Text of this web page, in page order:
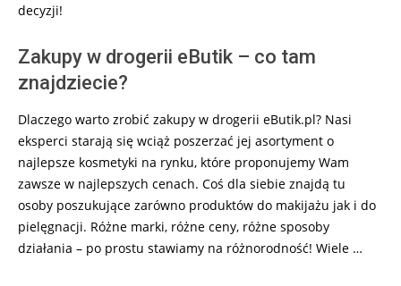
decyzji!
Zakupy w drogerii eButik – co tam
znajdziecie?
Dlaczego warto zrobić zakupy w drogerii eButik.pl? Nasi
eksperci starają się wciąż poszerzać jej asortyment o
najlepsze kosmetyki na rynku, które proponujemy Wam
zawsze w najlepszych cenach. Coś dla siebie znajdą tu
osoby poszukujące zarówno produktów do makijażu jak i do
pielęgnacji. Różne marki, różne ceny, różne sposoby
działania – po prostu stawiamy na różnorodność! Wiele …